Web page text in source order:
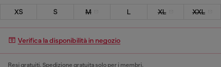
XS S M L XL XXL
Verifica la disponibilità in negozio
Resi gratuiti. Spedizione gratuita solo per i membri.